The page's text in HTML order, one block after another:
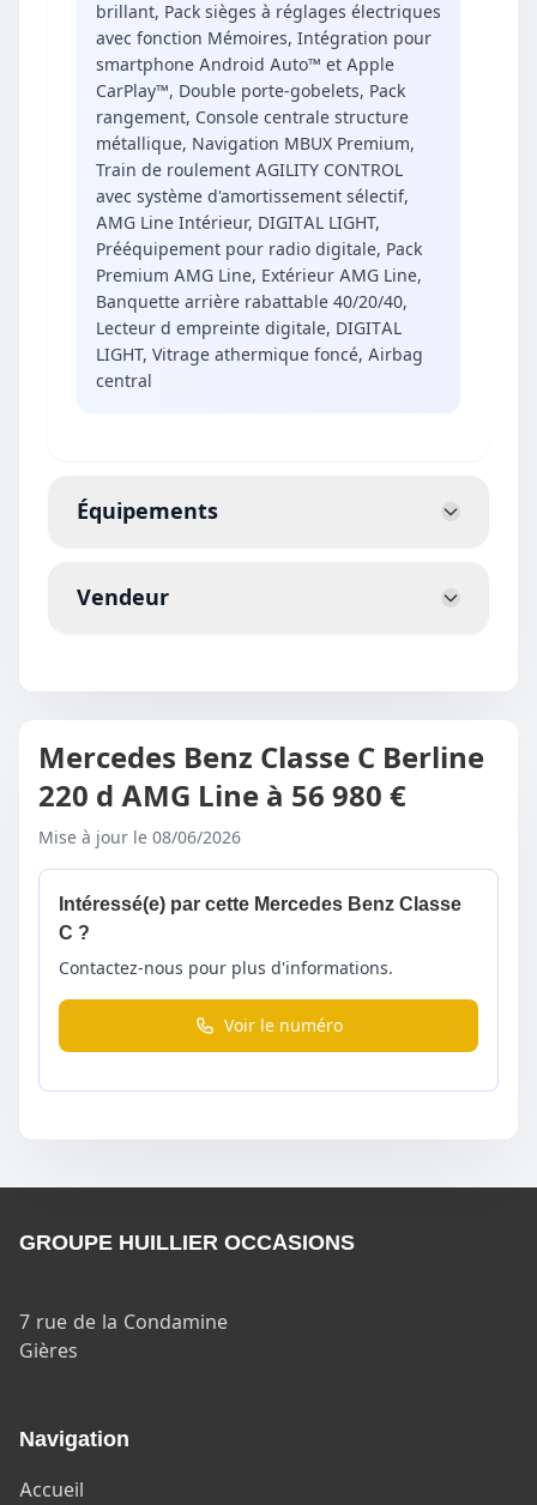
brillant, Pack sièges à réglages électriques
avec fonction Mémoires, Intégration pour
smartphone Android Auto™ et Apple
CarPlay™, Double porte-gobelets, Pack
rangement, Console centrale structure
métallique, Navigation MBUX Premium,
Train de roulement AGILITY CONTROL
avec système d'amortissement sélectif,
AMG Line Intérieur, DIGITAL LIGHT,
Prééquipement pour radio digitale, Pack
Premium AMG Line, Extérieur AMG Line,
Banquette arrière rabattable 40/20/40,
Lecteur d empreinte digitale, DIGITAL
LIGHT, Vitrage athermique foncé, Airbag
central
Équipements
Vendeur
Mercedes Benz Classe C Berline
220 d AMG Line à 56 980 €
Mise à jour le 08/06/2026
Intéressé(e) par cette Mercedes Benz Classe
C ?
Contactez-nous pour plus d'informations.
Voir le numéro
GROUPE HUILLIER OCCASIONS
7 rue de la Condamine
Gières
Navigation
Accueil